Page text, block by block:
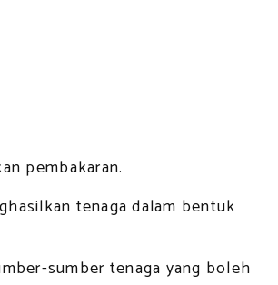
pembakaran.
tenaga dalam bentuk
sumber tenaga yang boleh